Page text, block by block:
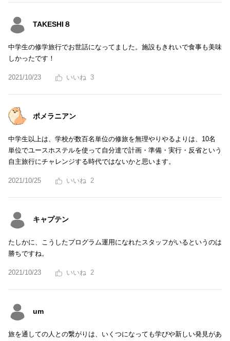
TAKESHI８
中学生の修学旅行でお世話になってました。施設もきれいで食事も美味
しかったです！
2021/10/23 3
ポメラニアン
中学生以上は、学校が数百名単位の修旅を無理やりやるよりは、10名
単位でユースホステルを使って自分達で計画・準備・実行・反省という
自主旅行にチャレンジする時代ではないかと思います。
2021/10/25 2
キャプテン
たしかに、こうしたプログラム運用になれたスタッフがいるというのは
勝ちですね。
2021/10/23 2
um
旅を通しての人との繋がりは、いくつになっても学びや新しい発見があ